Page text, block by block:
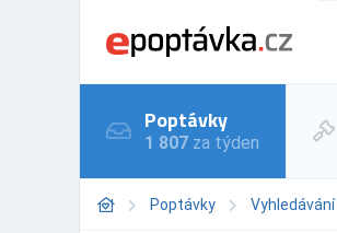
Poptávky
1 807 za týden
Poptávky Vyhledávání